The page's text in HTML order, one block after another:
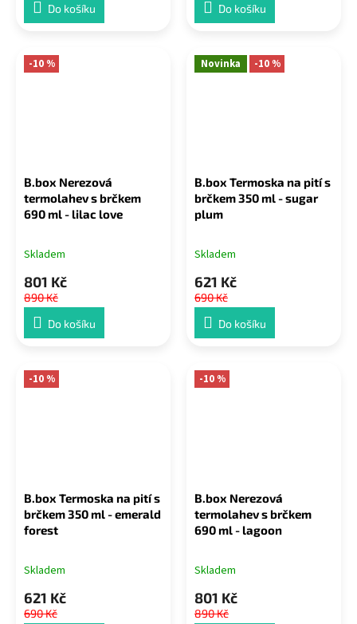
Do košíku
Do košíku
-10 %
B.box Nerezová
termolahev s brčkem
690 ml - lilac love
Skladem
801 Kč
890 Kč
Do košíku
Novinka -10 %
B.box Termoska na pití s
brčkem 350 ml - sugar
plum
Skladem
621 Kč
690 Kč
Do košíku
-10 %
B.box Termoska na pití s
brčkem 350 ml - emerald
forest
Skladem
621 Kč
690 Kč
-10 %
B.box Nerezová
termolahev s brčkem
690 ml - lagoon
Skladem
801 Kč
890 Kč